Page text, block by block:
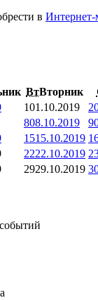
в Интернет-
ВтВторник
101.10.2019 2
808.10.2019 9
1515.10.2019
2222.10.2019
2929.10.2019